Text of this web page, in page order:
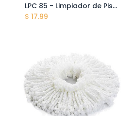
LPC 85 - Limpiador de Pisos y Superficies - Galón de 3.785 lts
$ 17.99